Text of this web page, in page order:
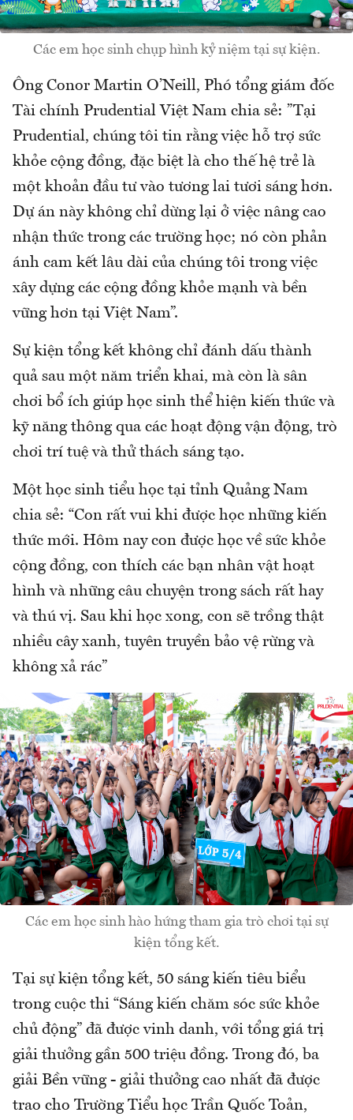
Các em học sinh chụp hình kỷ niệm tại sự kiện.
Ông Conor Martin O’Neill, Phó tổng giám đốc
Tài chính Prudential Việt Nam chia sẻ: ”Tại
Prudential, chúng tôi tin rằng việc hỗ trợ sức
khỏe cộng đồng, đặc biệt là cho thế hệ trẻ là
một khoản đầu tư vào tương lai tươi sáng hơn.
Dự án này không chỉ dừng lại ở việc nâng cao
nhận thức trong các trường học; nó còn phản
ánh cam kết lâu dài của chúng tôi trong việc
xây dựng các cộng đồng khỏe mạnh và bền
vững hơn tại Việt Nam”.
Sự kiện tổng kết không chỉ đánh dấu thành
quả sau một năm triển khai, mà còn là sân
chơi bổ ích giúp học sinh thể hiện kiến thức và
kỹ năng thông qua các hoạt động vận động, trò
chơi trí tuệ và thử thách sáng tạo.
Một học sinh tiểu học tại tỉnh Quảng Nam
chia sẻ: “Con rất vui khi được học những kiến
thức mới. Hôm nay con được học về sức khỏe
cộng đồng, con thích các bạn nhân vật hoạt
hình và những câu chuyện trong sách rất hay
và thú vị. Sau khi học xong, con sẽ trồng thật
nhiều cây xanh, tuyên truyền bảo vệ rừng và
không xả rác”
Các em học sinh hào hứng tham gia trò chơi tại sự
kiện tổng kết.
Tại sự kiện tổng kết, 50 sáng kiến tiêu biểu
trong cuộc thi “Sáng kiến chăm sóc sức khỏe
chủ động” đã được vinh danh, với tổng giá trị
giải thưởng gần 500 triệu đồng. Trong đó, ba
giải Bền vững - giải thưởng cao nhất đã được
trao cho Trường Tiểu học Trần Quốc Toản,